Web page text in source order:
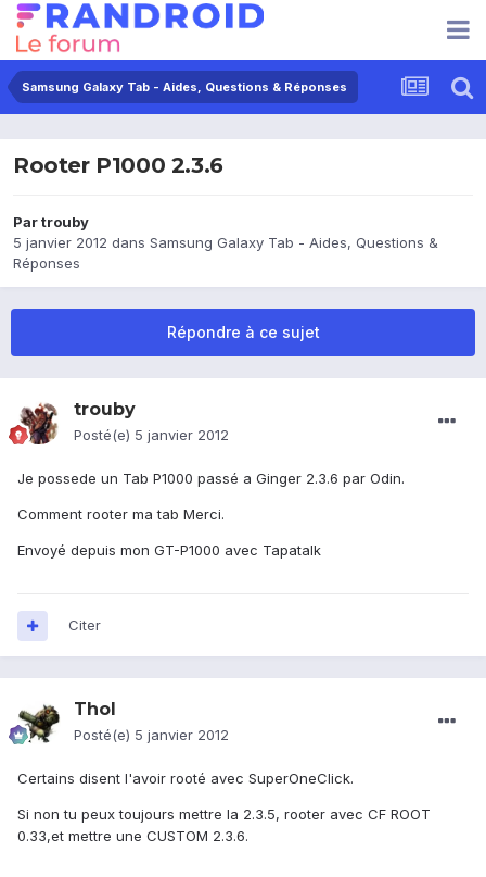
Samsung Galaxy Tab - Aides, Questions & Réponses
Rooter P1000 2.3.6
Partrouby
5 janvier 2012 dans Samsung Galaxy Tab - Aides, Questions &
Réponses
Répondre à ce sujet
trouby
Posté(e) 5 janvier 2012
Je possede un Tab P1000 passé a Ginger 2.3.6 par Odin.
Comment rooter ma tab Merci.
Envoyé depuis mon GT-P1000 avec Tapatalk
Citer
Thol
Posté(e) 5 janvier 2012
Certains disent l'avoir rooté avec SuperOneClick.
Si non tu peux toujours mettre la 2.3.5, rooter avec CF ROOT
0.33,et mettre une CUSTOM 2.3.6.